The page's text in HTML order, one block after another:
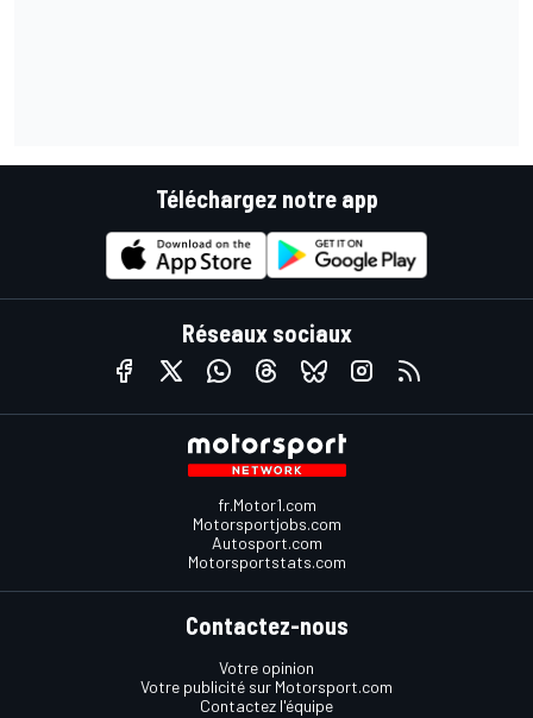
Téléchargez notre app
Réseaux sociaux
fr.Motor1.com
Motorsportjobs.com
Autosport.com
Motorsportstats.com
Contactez-nous
Votre opinion
Votre publicité sur Motorsport.com
Contactez l'équipe